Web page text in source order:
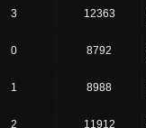
3 12363
0 8792
1 8988
2 11912